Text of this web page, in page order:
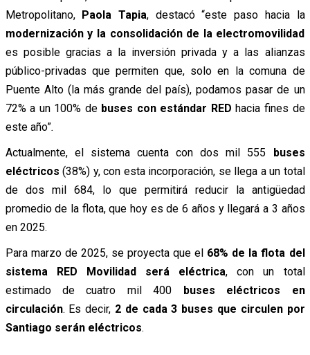
Metropolitano,
Paola Tapia, destacó “este paso hacia la
modernización y la consolidación de la electromovilidad
es posible gracias a la inversión privada y a las alianzas
público-privadas que permiten que, solo en la comuna de
Puente Alto (la más grande del país), podamos pasar de un
72% a un 100% de buses con estándar RED hacia fines de
este año”.
Actualmente, el sistema cuenta con dos mil 555 buses
eléctricos (38%) y, con esta incorporación, se llega a un total
de dos mil 684, lo que permitirá reducir la antigüedad
promedio de la flota, que hoy es de 6 años y llegará a 3 años
en 2025.
Para marzo de 2025, se proyecta que el 68% de la flota del
sistema RED Movilidad será eléctrica, con un total
estimado de cuatro mil 400 buses eléctricos en
circulación. Es decir, 2 de cada 3 buses que circulen por
Santiago serán eléctricos.